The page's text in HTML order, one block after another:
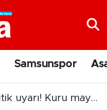
Samsunspor
Kuru mayo kullanın